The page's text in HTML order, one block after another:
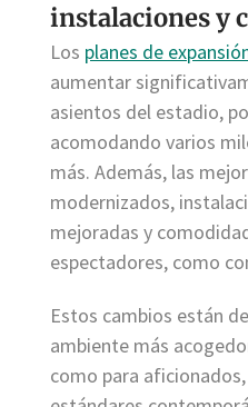
instalaciones y
Los planes de
aumentar
asientos del estadio,
acomodando varios
más. Además, las
modernizados,
mejoradas y
espectadores, como
Estos cambios están
ambiente más
como para